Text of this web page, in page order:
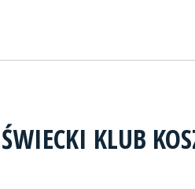
ŚWIECKI KLUB